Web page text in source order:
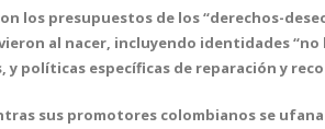
los presupuestos de los “derechos-
al nacer, incluyendo identidades
y políticas específicas de reparación y
sus promotores colombianos se